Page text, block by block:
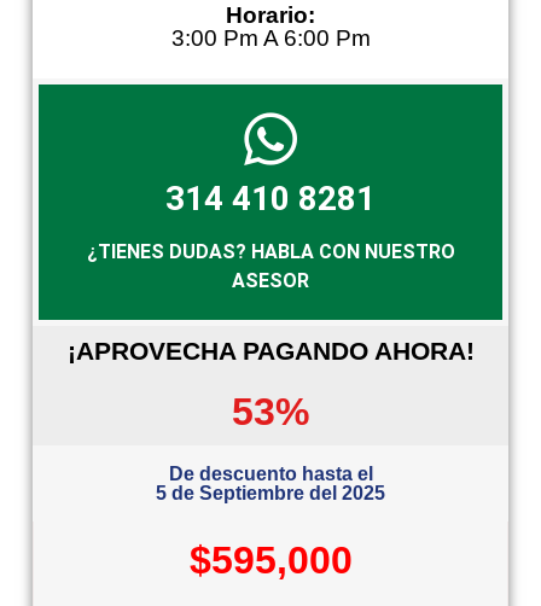
Horario:
3:00 Pm A 6:00 Pm
314 410 8281
¿TIENES DUDAS? HABLA CON NUESTRO
ASESOR
¡APROVECHA PAGANDO AHORA!
53%
De descuento hasta el
5 de Septiembre del 2025
$595,000